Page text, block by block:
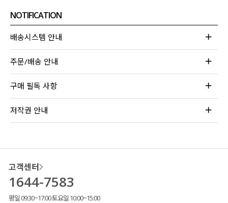
NOTIFICATION
배송시스템 안내
주문/배송 안내
구매 필독 사항
저작권 안내
고객센터
1644-7583
평일 09:30~17:00 토요일 10:00~15:00